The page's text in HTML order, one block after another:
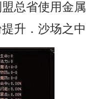
总省使用金
升．沙场之